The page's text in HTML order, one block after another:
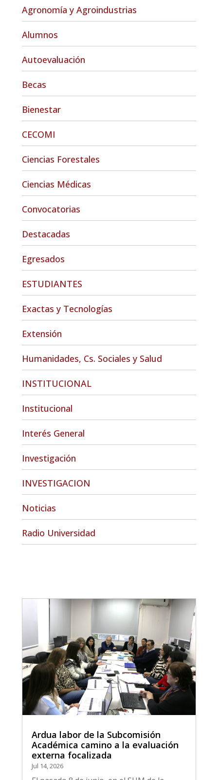
Agronomía y Agroindustrias
Alumnos
Autoevaluación
Becas
Bienestar
CECOMI
Ciencias Forestales
Ciencias Médicas
Convocatorias
Destacadas
Egresados
ESTUDIANTES
Exactas y Tecnologías
Extensión
Humanidades, Cs. Sociales y Salud
INSTITUCIONAL
Institucional
Interés General
Investigación
INVESTIGACION
Noticias
Radio Universidad
Ardua labor de la Subcomisión
Académica camino a la evaluación
externa focalizada
Jul 14, 2026